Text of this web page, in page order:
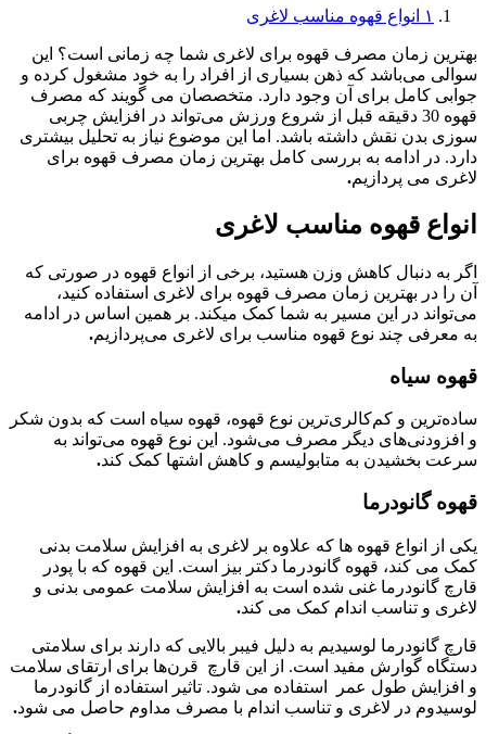
۱ انواع قهوه مناسب لاغری
بهترین زمان مصرف قهوه برای لاغری شما چه زمانی است؟ این
سوالی می‌باشد که ذهن بسیاری از افراد را به خود مشغول کرده و
جوابی کامل برای آن وجود دارد. متخصصان می گویند که مصرف
قهوه 30 دقیقه قبل از شروع ورزش می‌تواند در افزایش چربی
سوزی بدن نقش داشته باشد. اما این موضوع نیاز به تحلیل بیشتری
دارد. در ادامه به بررسی کامل بهترین زمان مصرف قهوه برای
لاغری می پردازیم.
انواع قهوه مناسب لاغری
اگر به دنبال کاهش وزن هستید، برخی از انواع قهوه در صورتی که
آن را در بهترین زمان مصرف قهوه برای لاغری استفاده کنید،
می‌تواند در این مسیر به شما کمک میکند. بر همین اساس در ادامه
به معرفی چند نوع قهوه مناسب برای لاغری می‌پردازیم.
قهوه سیاه
ساده‌ترین و کم‌کالری‌ترین نوع قهوه، قهوه سیاه است که بدون شکر
و افزودنی‌های دیگر مصرف می‌شود. این نوع قهوه می‌تواند به
سرعت بخشیدن به متابولیسم و کاهش اشتها کمک کند.
قهوه گانودرما
یکی از انواع قهوه ها که علاوه بر لاغری به افزایش سلامت بدنی
کمک می کند، قهوه گانودرما دکتر بیز است. این قهوه که با پودر
قارچ گانودرما غنی شده است به افزایش سلامت عمومی بدنی و
لاغری و تناسب اندام کمک می کند.
قارچ گانودرما لوسیدیم به دلیل فیبر بالایی که دارند برای سلامتی
دستگاه گوارش مفید است. از این قارچ قرن‌ها برای ارتقای سلامت
و افزایش طول عمر استفاده می شود. تاثیر استفاده از گانودرما
لوسیدوم در لاغری و تناسب اندام با مصرف مداوم حاصل می شود.